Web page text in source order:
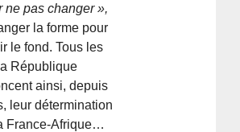
ne pas changer »,
la forme pour
le fond. Tous les
République
ainsi, depuis
leur détermination
France-Afrique…